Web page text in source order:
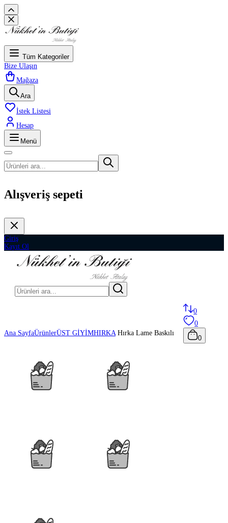
Tüm Kategoriler
Bize Ulaşın
Mağaza
Ara
İstek Listesi
Hesap
Menü
Alışveriş sepeti
Giriş
Kayıt Ol
0
0
0
Ana SayfaÜrünlerÜST GİYİMHIRKA Hırka Lame Baskılı